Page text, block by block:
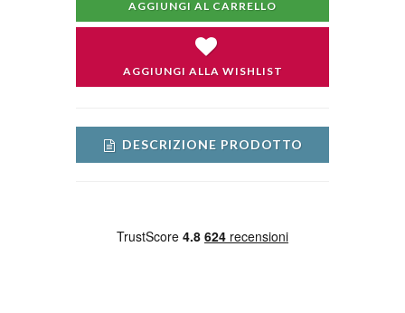
AGGIUNGI AL CARRELLO
AGGIUNGI ALLA WISHLIST
DESCRIZIONE PRODOTTO